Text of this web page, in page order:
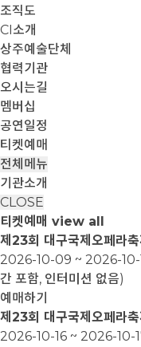
조직도
CI소개
상주예술단체
협력기관
오시는길
멤버십
공연일정
티켓예매
전체메뉴
기관소개
CLOSE
티켓예매 view all
제23회 대구국제오페라
2026-10-09 ~ 2026-10-
간 포함, 인터미션 없음)
예매하기
제23회 대구국제오페라
2026-10-16 ~ 2026-10-